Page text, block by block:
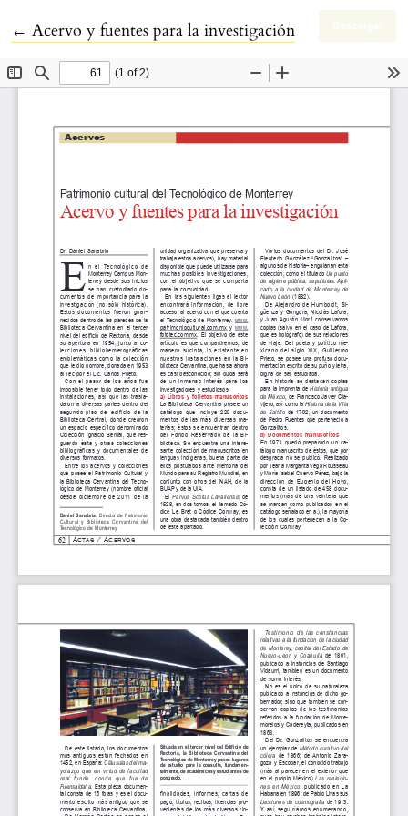
←Volver a los detalles del artículo
Acervo y fuentes para la investigación